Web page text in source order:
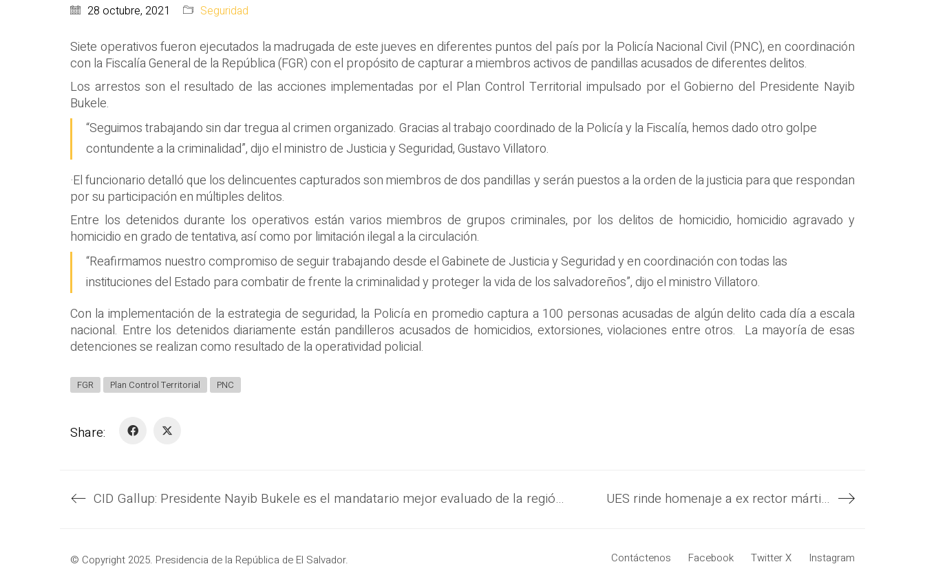
28 octubre, 2021 Seguridad
Siete operativos fueron ejecutados la madrugada de este jueves en diferentes puntos del país por la Policía Nacional Civil (PNC), en coordinación
con la Fiscalía General de la República (FGR) con el propósito de capturar a miembros activos de pandillas acusados de diferentes delitos.
Los arrestos son el resultado de las acciones implementadas por el Plan Control Territorial impulsado por el Gobierno del Presidente Nayib
Bukele.
“Seguimos trabajando sin dar tregua al crimen organizado. Gracias al trabajo coordinado de la Policía y la Fiscalía, hemos dado otro golpe
contundente a la criminalidad”, dijo el ministro de Justicia y Seguridad, Gustavo Villatoro.
·El funcionario detalló que los delincuentes capturados son miembros de dos pandillas y serán puestos a la orden de la justicia para que respondan
por su participación en múltiples delitos.
Entre los detenidos durante los operativos están varios miembros de grupos criminales, por los delitos de homicidio, homicidio agravado y
homicidio en grado de tentativa, así como por limitación ilegal a la circulación.
“Reafirmamos nuestro compromiso de seguir trabajando desde el Gabinete de Justicia y Seguridad y en coordinación con todas las
instituciones del Estado para combatir de frente la criminalidad y proteger la vida de los salvadoreños”, dijo el ministro Villatoro.
Con la implementación de la estrategia de seguridad, la Policía en promedio captura a 100 personas acusadas de algún delito cada día a escala
nacional. Entre los detenidos diariamente están pandilleros acusados de homicidios, extorsiones, violaciones entre otros. La mayoría de esas
detenciones se realizan como resultado de la operatividad policial.
FGR Plan Control Territorial PNC
Share:
CID Gallup: Presidente Nayib Bukele es el mandatario mejor evaluado de la región por manejo de la pandemia UES rinde homenaje a ex rector mártir, Ing. Félix Ulloa.
Contáctenos Facebook Twitter X Instagram
© Copyright 2025. Presidencia de la República de El Salvador.